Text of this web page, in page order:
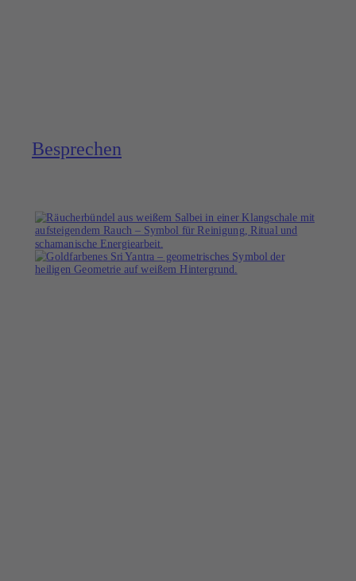
Bespre­chen